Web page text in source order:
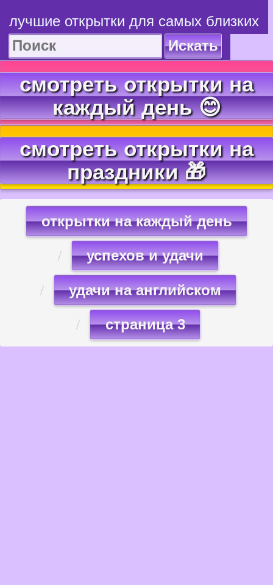
лучшие открытки для самых близких
Искать
смотреть открытки на
каждый день 😊
смотреть открытки на
праздники 🎁
открытки на каждый день
успехов и удачи
удачи на английском
страница 3